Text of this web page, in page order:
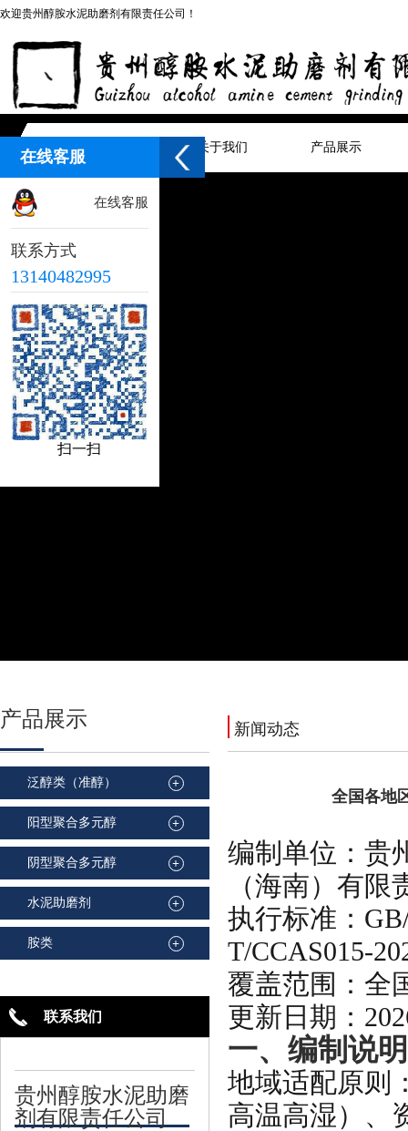
欢迎贵州醇胺水泥助磨剂有限责任公司！
网站首页 关于我们 产品展示
产品展示
泛醇类（准醇） +
阳型聚合多元醇 +
阴型聚合多元醇 +
水泥助磨剂 +
胺类 +
联系我们
贵州醇胺水泥助磨
剂有限责任公司
新闻动态
全国各地
编制单位：贵
（海南）有限
执行标准：
T/CCAS015-
覆盖范围：全
更新日期：
一、编制说明
地域适配原则
高温高湿）、
在线客服
在线客服
联系方式
13140482995
扫一扫